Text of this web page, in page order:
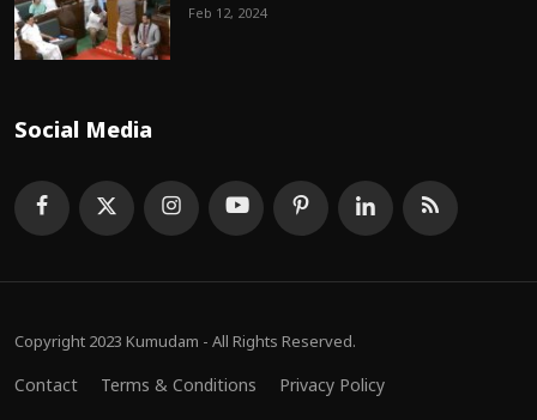
Feb 12, 2024
Social Media
Copyright 2023 Kumudam - All Rights Reserved.
Contact Terms & Conditions Privacy Policy